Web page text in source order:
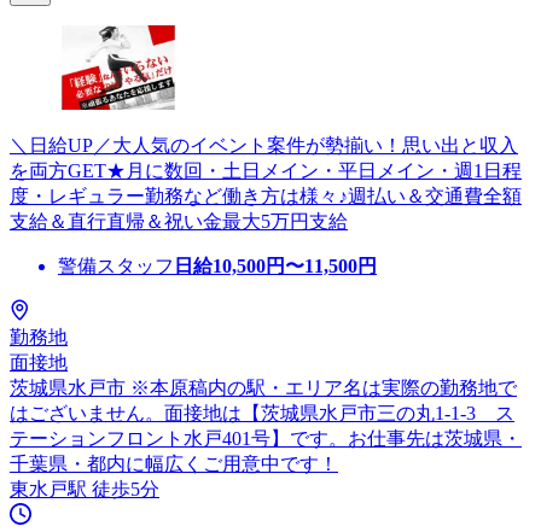
＼日給UP／大人気のイベント案件が勢揃い！思い出と収入
を両方GET★月に数回・土日メイン・平日メイン・週1日程
度・レギュラー勤務など働き方は様々♪週払い＆交通費全額
支給＆直行直帰＆祝い金最大5万円支給
警備スタッフ 日給10,500円〜11,500円
勤務地
面接地
茨城県水戸市 ※本原稿内の駅・エリア名は実際の勤務地で
はございません。面接地は【茨城県水戸市三の丸1-1-3 ス
テーションフロント水戸401号】です。お仕事先は茨城県・
千葉県・都内に幅広くご用意中です！
東水戸駅 徒歩5分